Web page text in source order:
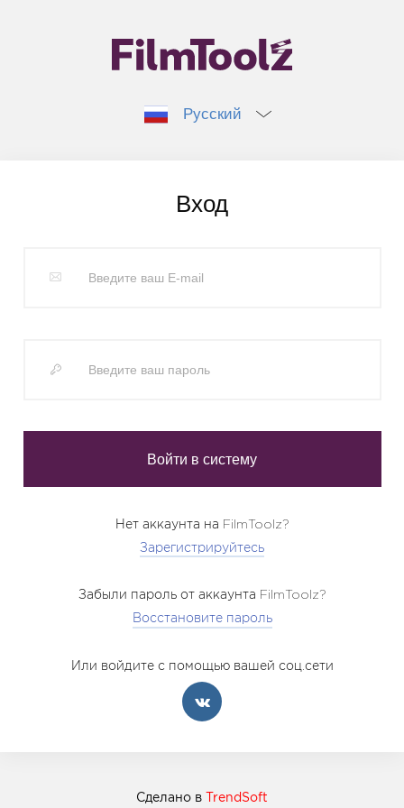
Русский
Вход
Нет аккаунта на FilmToolz?
Зарегистрируйтесь
Забыли пароль от аккаунта FilmToolz?
Восстановите пароль
Или войдите с помощью вашей соц.сети
Сделано в TrendSoft